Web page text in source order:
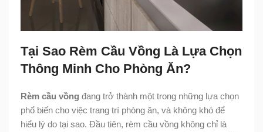
Tại Sao Rèm Cầu Vồng Là Lựa Chọn
Thông Minh Cho Phòng Ăn?
Rèm cầu vồng đang trở thành một trong những lựa chọn
phổ biến cho việc trang trí phòng ăn, và không khó để
hiểu lý do tại sao. Đầu tiên, rèm cầu vồng không chỉ là